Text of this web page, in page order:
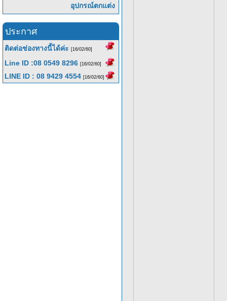
อุปกรณ์ตกแต่ง
ประกาศ
ติดต่อช่องทางนี้ได้ค่ะ [16/02/60]
Line ID :08 0549 8296 [16/02/60]
LINE ID : 08 9429 4554 [16/02/60]